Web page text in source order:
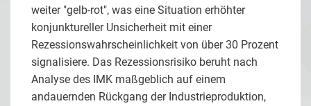
weiter "gelb-rot", was eine Situation erhöhter
konjunktureller Unsicherheit mit einer
Rezessionswahrscheinlichkeit von über 30 Prozent
signalisiere. Das Rezessionsrisiko beruht nach
Analyse des IMK maßgeblich auf einem
andauernden Rückgang der Industrieproduktion,